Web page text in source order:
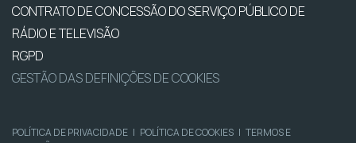
CONTRATO DE CONCESSÃO DO SERVIÇO PÚBLICO DE
RÁDIO E TELEVISÃO
RGPD
GESTÃO DAS DEFINIÇÕES DE COOKIES
POLÍTICA DE PRIVACIDADE | POLÍTICA DE COOKIES | TERMOS E